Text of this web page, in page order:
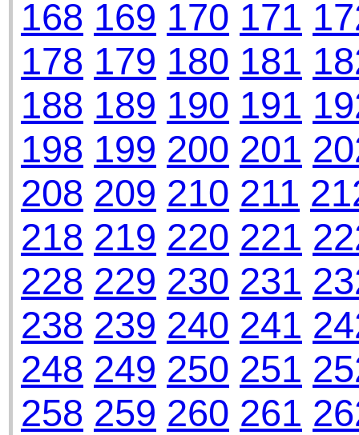
168 169 170 171
178 179 180 181
188 189 190 191
198 199 200 201
208 209 210 211
218 219 220 221
228 229 230 231
238 239 240 241
248 249 250 251
258 259 260 261